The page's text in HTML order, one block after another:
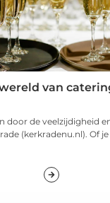
van
door de veelzijdigheid
(kerkradenu.nl). Of je